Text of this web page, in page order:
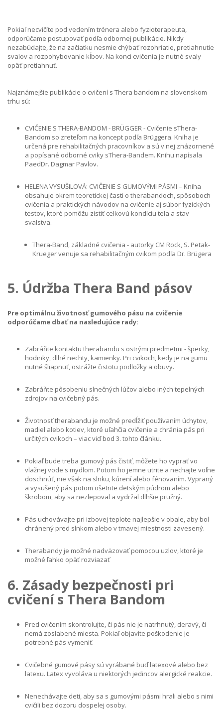
Pokiaľ necvičíte pod vedením trénera alebo fyzioterapeuta,
odporúčame postupovať podľa odbornej publikácie. Nikdy
nezabúdajte, že na začiatku nesmie chýbať rozohriatie, pretiahnutie
svalov a rozpohybovanie kĺbov. Na konci cvičenia je nutné svaly
opäť pretiahnuť.
Najznámejšie publikácie o cvičení s Thera bandom na slovenskom
trhu sú:
CVIČENIE S THERA-BANDOM - BRÜGGER - Cvičenie sThera-
Bandom so zreteľom na koncept podľa Brüggera. Kniha je
určená pre rehabilitačných pracovníkov a sú v nej znázornené
a popísané odborné cviky sThera-Bandem. Knihu napísala
PaedDr. Dagmar Pavlov.
HELENA VYSUŠILOVÁ: CVIČENIE S GUMOVÝMI PÁSMI – Kniha
obsahuje okrem teoretickej časti o therabandoch, spôsoboch
cvičenia a praktických návodov na cvičenie aj súbor fyzických
testov, ktoré pomôžu zistiť celkovú kondíciu tela a stav
svalstva.
Thera-Band, základné cvičenia - autorky CM Rock, S. Petak-
Krueger venuje sa rehabilitačným cvikom podľa Dr. Brügera
5. Údržba Thera Band pásov
Pre optimálnu životnosť gumového pásu na cvičenie
odporúčame dbať na nasledujúce rady:
Zabráňte kontaktu therabandu s ostrými predmetmi - šperky,
hodinky, dlhé nechty, kamienky. Pri cvikoch, kedy je na gumu
nutné šliapnuť, ostrážte čistotu podložky a obuvy.
Zabráňte pôsobeniu slnečných lúčov alebo iných tepelných
zdrojov na cvičebný pás.
Životnosť therabandu je možné predĺžiť používaním úchytov,
madiel alebo kotiev, ktoré uľahčia cvičenie a chránia pás pri
určitých cvikoch – viac viď bod 3. tohto článku.
Pokiaľ bude treba gumový pás čistiť, môžete ho vyprať vo
vlažnej vode s mydlom. Potom ho jemne utrite a nechajte voľne
doschnúť, nie však na slnku, kúrení alebo fénovaním. Vypraný
a vysušený pás potom ošetrite detským púdrom alebo
škrobom, aby sa nezlepoval a vydržal dlhšie pružný.
Pás uchovávajte pri izbovej teplote najlepšie v obale, aby bol
chránený pred slnkom alebo v tmavej miestnosti zavesený.
Therabandy je možné nadväzovať pomocou uzlov, ktoré je
možné ľahko opäť rozviazať
6. Zásady bezpečnosti pri
cvičení s Thera Bandom
Pred cvičením skontrolujte, či pás nie je natrhnutý, deravý, či
nemá zoslabené miesta. Pokiaľ objavíte poškodenie je
potrebné pás vymeniť.
Cvičebné gumové pásy sú vyrábané buď latexové alebo bez
latexu. Latex vyvoláva u niektorých jedincov alergické reakcie.
Nenechávajte deti, aby sa s gumovými pásmi hrali alebo s nimi
cvičili bez dozoru dospelej osoby.